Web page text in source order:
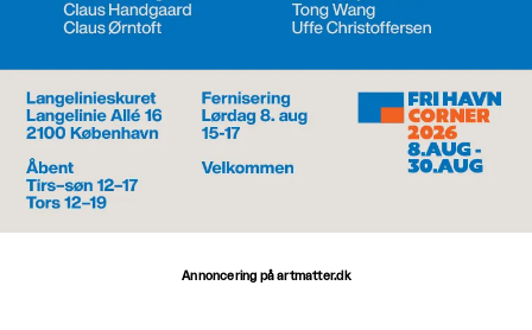
Annoncering på artmatter.dk